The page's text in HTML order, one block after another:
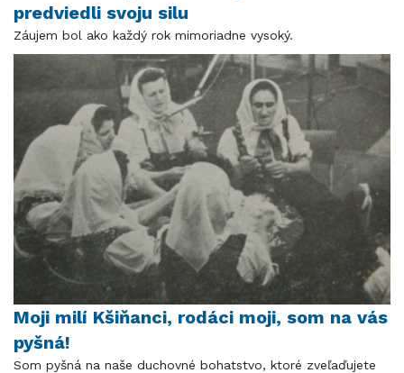
predviedli svoju silu
Záujem bol ako každý rok mimoriadne vysoký.
Moji milí Kšiňanci, rodáci moji, som na vás
pyšná!
Som pyšná na naše duchovné bohatstvo, ktoré zveľaďujete